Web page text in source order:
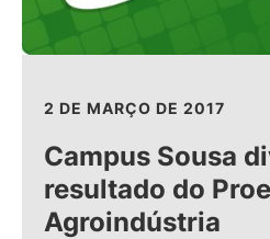
2 DE MARÇO DE 2017
Campus Sousa
resultado do
Agroindústria